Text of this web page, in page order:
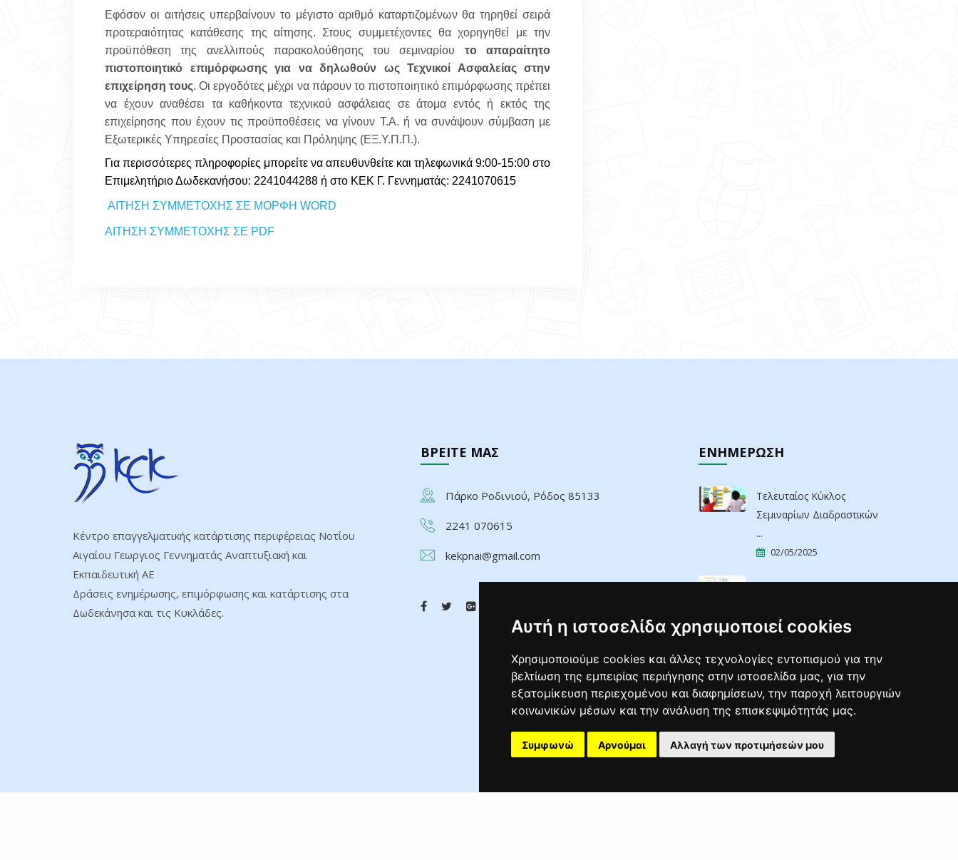
Αυτή η ιστοσελίδα χρησιμοποιεί cookies
Χρησιμοποιούμε cookies και άλλες τεχνολογίες εντοπισμού για την
βελτίωση της εμπειρίας περιήγησης στην ιστοσελίδα μας, για την
εξατομίκευση περιεχομένου και διαφημίσεων, την παροχή λειτουργιών
κοινωνικών μέσων και την ανάλυση της επισκεψιμότητάς μας.
Συμφωνώ Αρνούμαι Αλλαγή των προτιμήσεών μου
Εφόσον οι αιτήσεις υπερβαίνουν το μέγιστο αριθμό καταρτιζομένων θα τηρηθεί σειρά
προτεραιότητας κατάθεσης της αίτησης. Στους συμμετέχοντες θα χορηγηθεί με την
προϋπόθεση της ανελλιπούς παρακολούθησης του σεμιναρίου το απαραίτητο
πιστοποιητικό επιμόρφωσης για να δηλωθούν ως Τεχνικοί Ασφαλείας στην
επιχείρηση τους. Οι εργοδότες μέχρι να πάρουν το πιστοποιητικό επιμόρφωσης πρέπει
να έχουν αναθέσει τα καθήκοντα τεχνικού ασφάλειας σε άτομα εντός ή εκτός της
επιχείρησης που έχουν τις προϋποθέσεις να γίνουν Τ.Α. ή να συνάψουν σύμβαση με
Εξωτερικές Υπηρεσίες Προστασίας και Πρόληψης (ΕΞ.Υ.Π.Π.).
Για περισσότερες πληροφορίες μπορείτε να απευθυνθείτε και τηλεφωνικά 9:00-15:00 στο
Επιμελητήριο Δωδεκανήσου: 2241044288 ή στο ΚΕΚ Γ. Γεννηματάς: 2241070615
ΑΙΤΗΣΗ ΣΥΜΜΕΤΟΧΗΣ ΣΕ ΜΟΡΦΗ WORD
ΑΙΤΗΣΗ ΣΥΜΜΕΤΟΧΗΣ ΣΕ PDF
Κέντρο επαγγελματικής κατάρτισης περιφέρειας Νοτίου
Αιγαίου Γεωργιος Γεννηματάς Αναπτυξιακή και
Εκπαιδευτική ΑΕ
Δράσεις ενημέρωσης, επιμόρφωσης και κατάρτισης στα
Δωδεκάνησα και τις Κυκλάδες.
ΒΡΕΙΤΕ ΜΑΣ
Πάρκο Ροδινιού, Ρόδος 85133
2241 070615
kekpnai@gmail.com
ΕΝΗΜΕΡΩΣΗ
Τελευταίος Κύκλος
Σεμιναρίων Διαδραστικών
...
02/05/2025
ΣΕΜΙΝΑΡΙΑ
ΕΡΓΟΔΟΤΩΝ ΣΕ ...
ΣΕΜΙΝΑΡΙΑ Υγιεινής Και
Ασφάλειας ...
02/04/2025